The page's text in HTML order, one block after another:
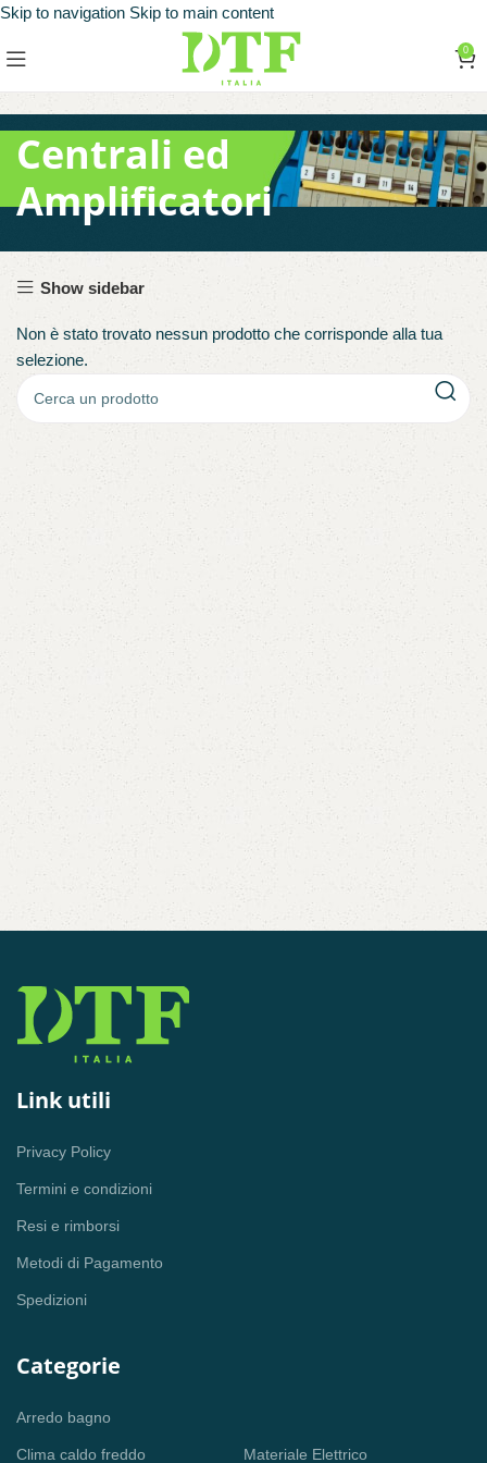
Skip to navigation Skip to main content
0
Centrali ed
Amplificatori
Show sidebar
Non è stato trovato nessun prodotto che corrisponde alla tua
selezione.
Link utili
Privacy Policy
Termini e condizioni
Resi e rimborsi
Metodi di Pagamento
Spedizioni
Categorie
Arredo bagno
Clima caldo freddo Materiale Elettrico